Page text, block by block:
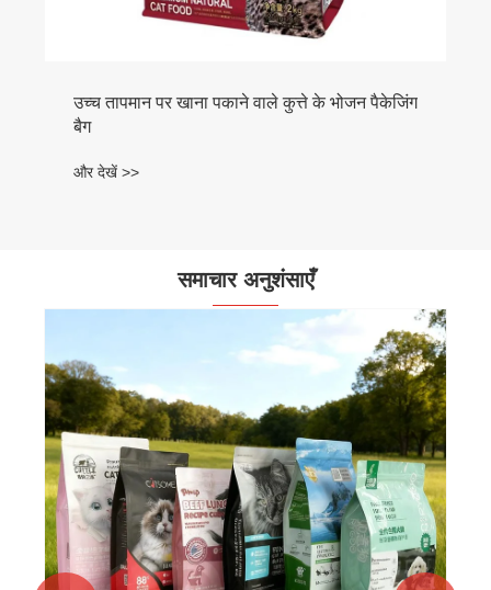
उच्च तापमान पर खाना पकाने वाले कुत्ते के भोजन पैकेजिंग
बैग
और देखें >>
समाचार अनुशंसाएँ